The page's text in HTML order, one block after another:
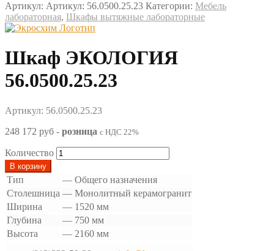
Артикул: Артикул: 56.0500.25.23 Категории: Мебель
лабораторная, Шкафы вытяжные лабораторные
Шкаф ЭКОЛОГИЯ
56.0500.25.23
Артикул: 56.0500.25.23
248 172 руб - розница с НДС 22%
Количество
В корзину
Тип — Общего назначения
Столешница — Монолитный керамогранит
Ширина
— 1520 мм
Глубина
— 750 мм
Высота
— 2160 мм